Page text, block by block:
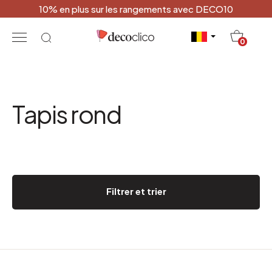
10% en plus sur les rangements avec DECO10
0
Tapis rond
Filtrer et trier